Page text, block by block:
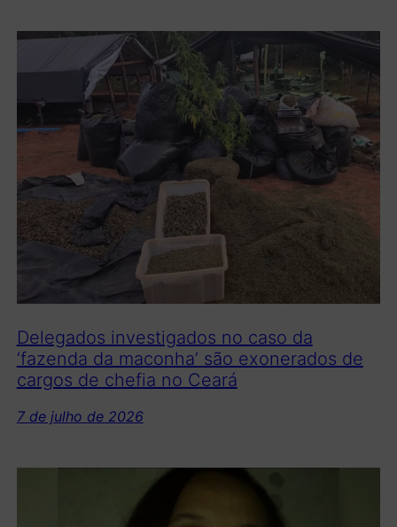
Delegados investigados no caso da
‘fazenda da maconha’ são exonerados de
cargos de chefia no Ceará
7 de julho de 2026